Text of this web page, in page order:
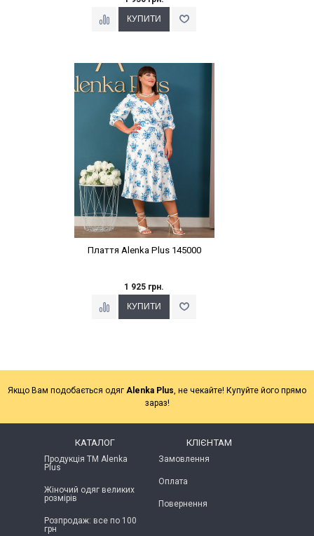
Наклейки Варіант з %
Плаття Alenka Plus 145000
1 925 грн.
Якщо Вам подобається одяг Alenka Plus, не чекайте! Купуйте його прямо
зараз!
КАТАЛОГ
Продукція ТМ Alenka
Plus
Жіночий одяг великих
розмірів
Розпродаж: все по 100
грн
КЛІЄНТАМ
Замовлення
Оплата
Повернення